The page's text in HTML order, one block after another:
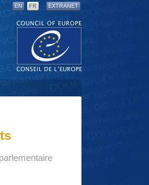
EN FR EXTRANET